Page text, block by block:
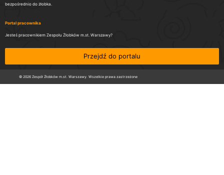
bezpośrednio do żłobka.
Portal pracownika
Jesteś pracownikiem Zespołu Żłobków m.st. Warszawy?
Przejdź do portalu
© 2026 Zespół Żłobków m.st. Warszawy. Wszelkie prawa zastrzeżone